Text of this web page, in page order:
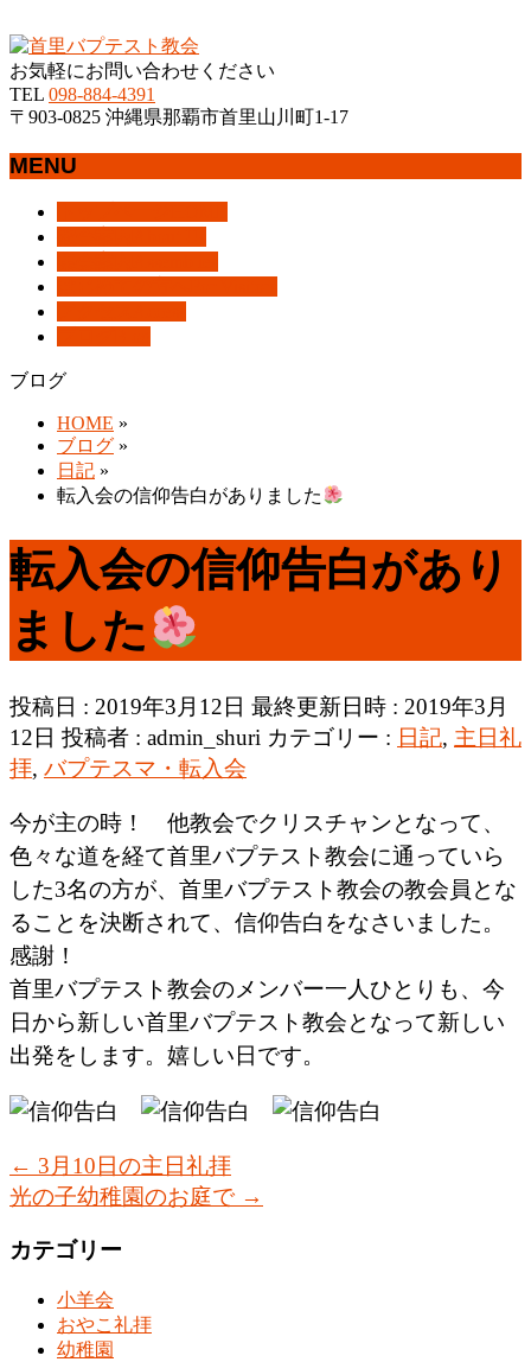
お気軽にお問い合わせください
TEL 098-884-4391
〒903-0825 沖縄県那覇市首里山川町1-17
MENU
す
ブログ
HOME »
ブログ »
日記 »
転入会の信仰告白がありました
転入会の信仰告白があり
ました
投稿日 : 2019年3月12日 最終更新日時 : 2019年3月
12日 投稿者 : admin_shuri カテゴリー : 日記, 主日礼
拝, バプテスマ・転入会
今が主の時！ 他教会でクリスチャンとなって、
色々な道を経て首里バプテスト教会に通っていら
した3名の方が、首里バプテスト教会の教会員とな
ることを決断されて、信仰告白をなさいました。
感謝！
首里バプテスト教会のメンバー一人ひとりも、今
日から新しい首里バプテスト教会となって新しい
出発をします。嬉しい日です。
← 3月10日の主日礼拝
光の子幼稚園のお庭で →
カテゴリー
小羊会
おやこ礼拝
幼稚園